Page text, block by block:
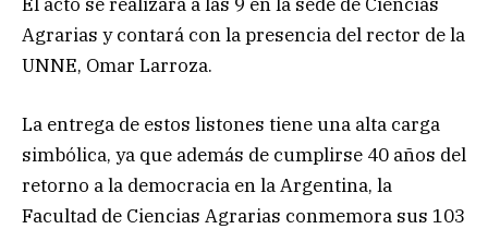
Agrarias y contará con la presencia del rector de la
UNNE, Omar Larroza.
La entrega de estos listones tiene una alta carga
simbólica, ya que además de cumplirse 40 años del
retorno a la democracia en la Argentina, la
Facultad de Ciencias Agrarias conmemora sus 103